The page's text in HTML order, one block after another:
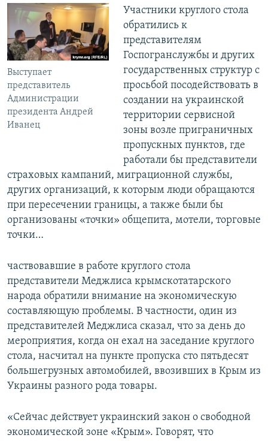
Выступает
представитель
Администрации
президента Андрей
Иванец
Участники круглого стола
обратились к
представителям
Госпогранслужбы и других
государственных структур с
просьбой посодействовать в
создании на украинской
территории сервисной
зоны возле приграничных
пропускных пунктов, где
работали бы представители
страховых кампаний, миграционной службы,
других организаций, к которым люди обращаются
при пересечении границы, а также были бы
организованы «точки» общепита, мотели, торговые
точки…
частвовавшие в работе круглого стола
представители Меджлиса крымскотатарского
народа обратили внимание на экономическую
составляющую проблемы. В частности, один из
представителей Меджлиса сказал, что за день до
мероприятия, когда он ехал на заседание круглого
стола, насчитал на пункте пропуска сто пятьдесят
большегрузных автомобилей, ввозивших в Крым из
Украины разного рода товары.
«Сейчас действует украинский закон о свободной
экономической зоне «Крым». Говорят, что